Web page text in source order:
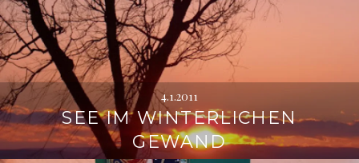
4.1.2011
SEE IM WINTERLICHEN
GEWAND